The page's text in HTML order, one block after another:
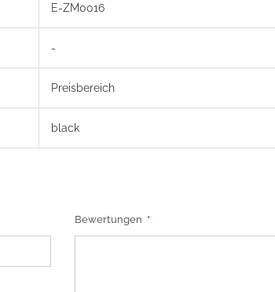
E-ZM0016
-
Preisbereich
black
Bewertungen